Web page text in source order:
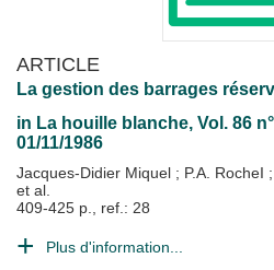
ARTICLE
La gestion des barrages
in La houille blanche, Vol. 86
01/11/1986
Jacques-Didier Miquel ; P.A. RocheI ;
et al.
409-425 p., ref.: 28
Plus d'information...